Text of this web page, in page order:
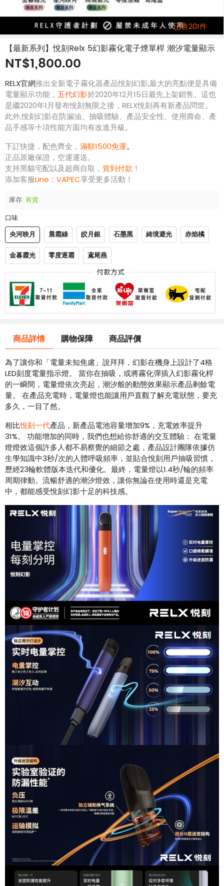
已售201件
【最新系列】悅刻Relx 5幻影霧化電子煙單桿 潮汐電量顯示
NT$1,800.00
RELX官網推出全新電子霧化器產品悅刻幻影,最大的亮點便是具備
電量顯示功能， 五代幻影於2020年12月15日最先上架銷售。這也
是繼2020年1月發布悅刻無限之後，RELX悅刻再有新產品問世。
此外,悅刻幻影在防漏油、抽吸體驗、產品安全性、使用壽命、產
品手感等十項性能方面均有改進升級。
下訂快捷，配色齊全， 滿額1500免運。
正品原廠保證，空運運送。
支持黑貓宅配以及超商自取， 貨到付款 ！
添加客服Line： VAPEC享受更多活動！
庫存: 有貨
口味
央河映月 晨霜綠 皎月銀 石墨黑 綺境避光
赤焰橘
金暮霞光
零度逐霜 鳶尾燕
商品詳情 購物保障 商品評價
為了讓你和「電量未知焦慮」說拜拜，幻影在機身上設計了4格
LED刻度電量指示燈。 當你在抽吸，或將霧化彈插入幻影霧化桿
的一瞬間，電量燈依次亮起，潮汐般的動態效果顯示產品剩餘電
量。 在產品充電時，電量燈也能讓用戶直觀了解充電狀態，要充
多久，一目了然。
相比悅刻一代產品，新產品電池容量增加9%，充電效率提升
31%。 功能增加的同時，我們也想給你舒適的交互體驗： 在電量
燈燈效這個許多人都不易察覺的細節之處，產品設計團隊依據仿
生學知識中3秒/次的人體呼吸頻率，並貼合悅刻用戶抽吸習慣，
歷經23輪軟體版本迭代和優化。最終，電量燈以1.4秒/輪的頻率
周期律動。流暢舒適的潮汐燈效，讓你無論在使用時還是充電
中，都能感受悅刻幻影十足的科技感。